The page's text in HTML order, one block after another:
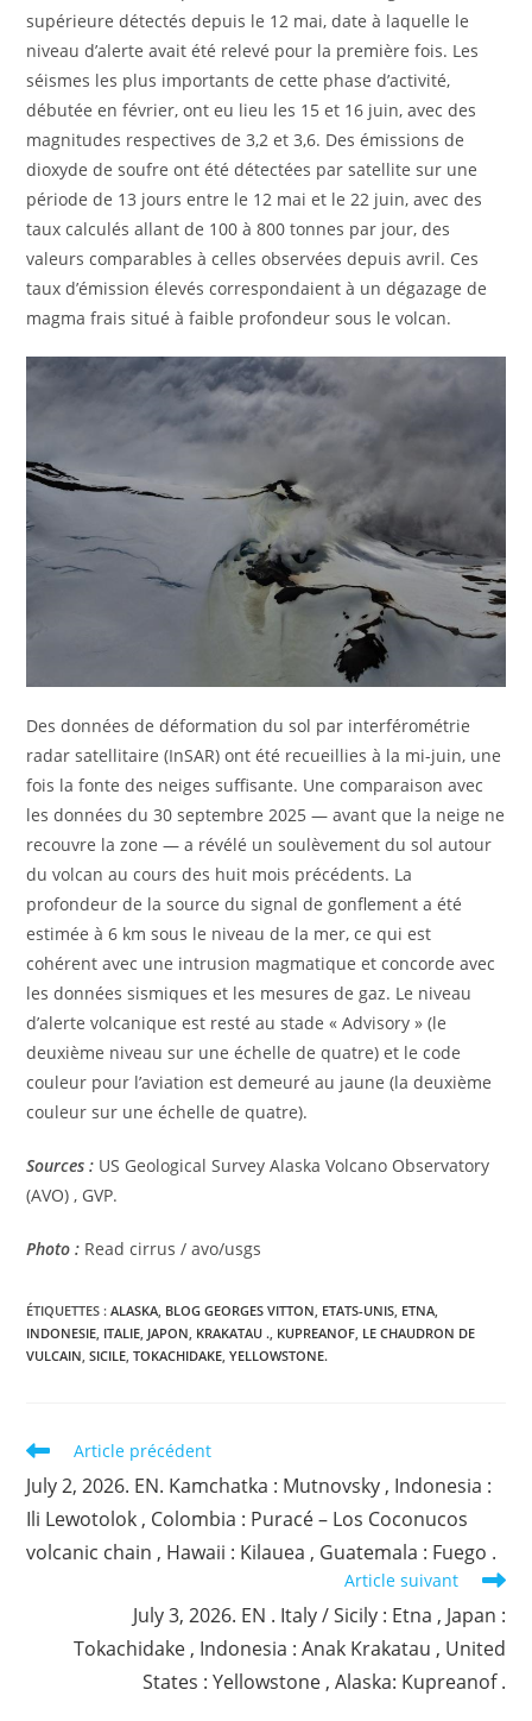
supérieure détectés depuis le 12 mai, date à laquelle le
niveau d’alerte avait été relevé pour la première fois. Les
séismes les plus importants de cette phase d’activité,
débutée en février, ont eu lieu les 15 et 16 juin, avec des
magnitudes respectives de 3,2 et 3,6. Des émissions de
dioxyde de soufre ont été détectées par satellite sur une
période de 13 jours entre le 12 mai et le 22 juin, avec des
taux calculés allant de 100 à 800 tonnes par jour, des
valeurs comparables à celles observées depuis avril. Ces
taux d’émission élevés correspondaient à un dégazage de
magma frais situé à faible profondeur sous le volcan.
Des données de déformation du sol par interférométrie
radar satellitaire (InSAR) ont été recueillies à la mi-juin, une
fois la fonte des neiges suffisante. Une comparaison avec
les données du 30 septembre 2025 — avant que la neige ne
recouvre la zone — a révélé un soulèvement du sol autour
du volcan au cours des huit mois précédents. La
profondeur de la source du signal de gonflement a été
estimée à 6 km sous le niveau de la mer, ce qui est
cohérent avec une intrusion magmatique et concorde avec
les données sismiques et les mesures de gaz. Le niveau
d’alerte volcanique est resté au stade « Advisory » (le
deuxième niveau sur une échelle de quatre) et le code
couleur pour l’aviation est demeuré au jaune (la deuxième
couleur sur une échelle de quatre).
Sources : US Geological Survey Alaska Volcano Observatory
(AVO) , GVP.
Photo : Read cirrus / avo/usgs
ÉTIQUETTES :ALASKA BLOG GEORGES VITTON ETATS-UNIS ETNA
INDONESIE ITALIE JAPON KRAKATAU . KUPREANOF LE CHAUDRON DE
VULCAIN SICILE TOKACHIDAKE YELLOWSTONE.
Read
articles
Article précédent
July 2, 2026. EN. Kamchatka : Mutnovsky , Indonesia :
Ili Lewotolok , Colombia : Puracé – Los Coconucos
volcanic chain , Hawaii : Kilauea , Guatemala : Fuego .
Article suivant
July 3, 2026. EN . Italy / Sicily : Etna , Japan :
Tokachidake , Indonesia : Anak Krakatau , United
States : Yellowstone , Alaska: Kupreanof .